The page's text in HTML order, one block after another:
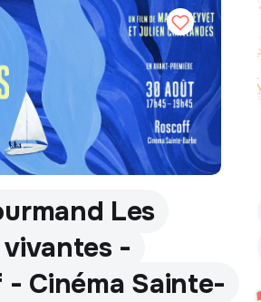
Les
-
- Cinéma Sainte-